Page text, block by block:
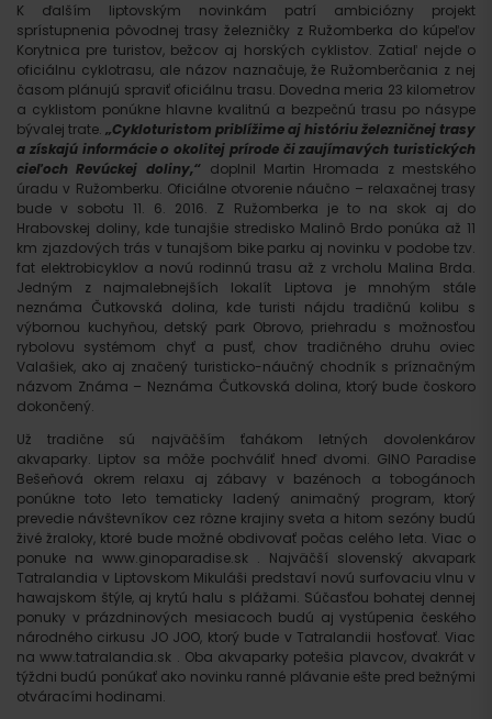
K ďalším liptovským novinkám patrí ambiciózny projekt
sprístupnenia pôvodnej trasy železničky z Ružomberka do kúpeľov
Korytnica pre turistov, bežcov aj horských cyklistov. Zatiaľ nejde o
oficiálnu cyklotrasu, ale názov naznačuje, že Ružomberčania z nej
časom plánujú spraviť oficiálnu trasu. Dovedna meria 23 kilometrov
a cyklistom ponúkne hlavne kvalitnú a bezpečnú trasu po násype
bývalej trate. „Cykloturistom priblížime aj históriu železničnej trasy
a získajú informácie o okolitej prírode či zaujímavých turistických
cieľoch Revúckej doliny,“ doplnil Martin Hromada z mestského
úradu v Ružomberku. Oficiálne otvorenie náučno – relaxačnej trasy
bude v sobotu 11. 6. 2016. Z Ružomberka je to na skok aj do
Hrabovskej doliny, kde tunajšie stredisko Malinô Brdo ponúka až 11
km zjazdových trás v tunajšom bike parku aj novinku v podobe tzv.
fat elektrobicyklov a novú rodinnú trasu až z vrcholu Malina Brda.
Jedným z najmalebnejších lokalít Liptova je mnohým stále
neznáma Čutkovská dolina, kde turisti nájdu tradičnú kolibu s
výbornou kuchyňou, detský park Obrovo, priehradu s možnosťou
rybolovu systémom chyť a pusť, chov tradičného druhu oviec
Valašiek, ako aj značený turisticko-náučný chodník s príznačným
názvom Známa – Neznáma Čutkovská dolina, ktorý bude čoskoro
dokončený.
Už tradične sú najväčším ťahákom letných dovolenkárov
akvaparky. Liptov sa môže pochváliť hneď dvomi. GINO Paradise
Bešeňová okrem relaxu aj zábavy v bazénoch a tobogánoch
ponúkne toto leto tematicky ladený animačný program, ktorý
prevedie návštevníkov cez rôzne krajiny sveta a hitom sezóny budú
živé žraloky, ktoré bude možné obdivovať počas celého leta. Viac o
ponuke na www.ginoparadise.sk . Najväčší slovenský akvapark
Tatralandia v Liptovskom Mikuláši predstaví novú surfovaciu vlnu v
hawajskom štýle, aj krytú halu s plážami. Súčasťou bohatej dennej
ponuky v prázdninových mesiacoch budú aj vystúpenia českého
národného cirkusu JO JOO, ktorý bude v Tatralandii hosťovať. Viac
na www.tatralandia.sk . Oba akvaparky potešia plavcov, dvakrát v
týždni budú ponúkať ako novinku ranné plávanie ešte pred bežnými
otváracími hodinami.